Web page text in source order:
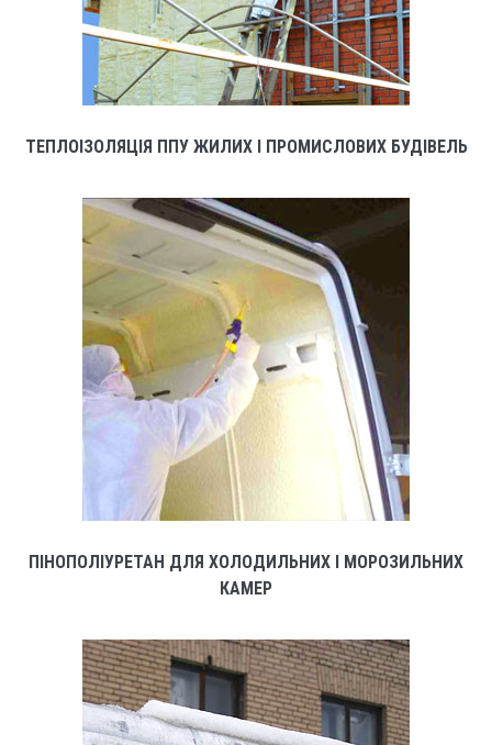
ТЕПЛОІЗОЛЯЦІЯ ППУ ЖИЛИХ І ПРОМИСЛОВИХ БУДІВЕЛЬ
ПІНОПОЛІУРЕТАН ДЛЯ ХОЛОДИЛЬНИХ І МОРОЗИЛЬНИХ
КАМЕР